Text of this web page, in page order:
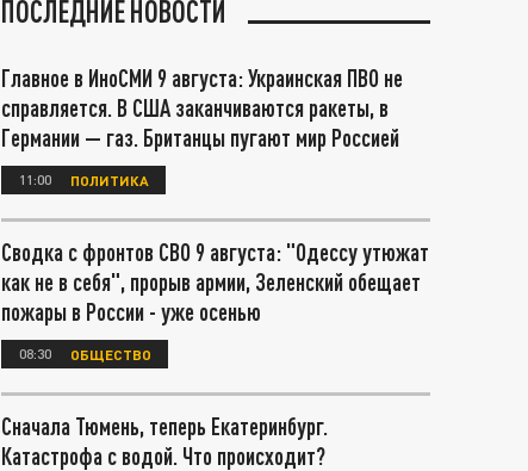
ПОСЛЕДНИЕ НОВОСТИ
Главное в ИноСМИ 9 августа: Украинская ПВО не
справляется. В США заканчиваются ракеты, в
Германии — газ. Британцы пугают мир Россией
11:00 ПОЛИТИКА
Сводка с фронтов СВО 9 августа: "Одессу утюжат
как не в себя", прорыв армии, Зеленский обещает
пожары в России - уже осенью
08:30 ОБЩЕСТВО
Сначала Тюмень, теперь Екатеринбург.
Катастрофа с водой. Что происходит?